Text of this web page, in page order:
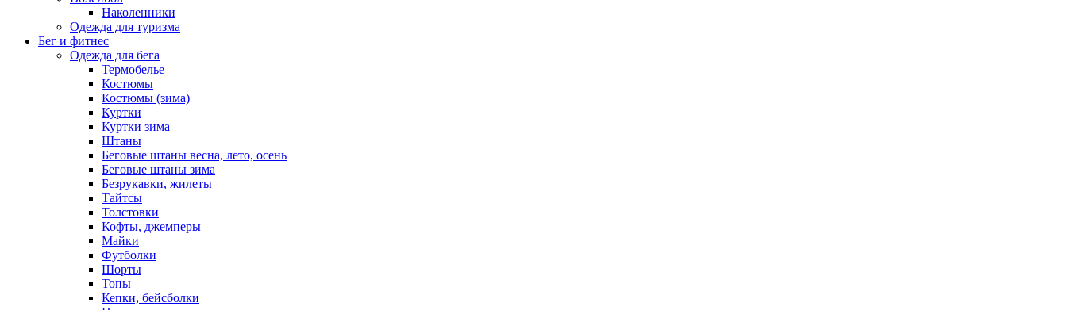
Наколенники
Одежда для туризма
Бег и фитнес
Одежда для бега
Термобелье
Костюмы
Костюмы (зима)
Куртки
Куртки зима
Штаны
Беговые штаны весна, лето, осень
Беговые штаны зима
Безрукавки, жилеты
Тайтсы
Толстовки
Кофты, джемперы
Майки
Футболки
Шорты
Топы
Кепки, бейсболки